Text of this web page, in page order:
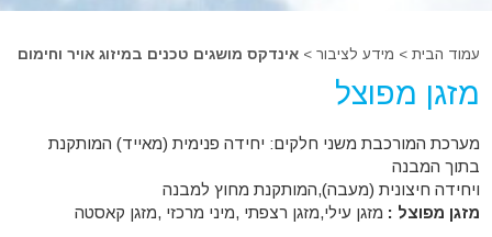
עמוד הבית > מידע לציבור >אינדקס מושגים טכנים במיזוג אויר וחימום
מזגן מפוצל
מערכת המורכבת משני חלקים: יחידה פנימית (מאייד) המותקנת
בתוך המבנה
ויחידה חיצונית (מעבה),המותקנת מחוץ למבנה
מזגן מפוצל : מזגן עילי,מזגן רצפתי ,מיני מרכזי ,מזגן קאסטה